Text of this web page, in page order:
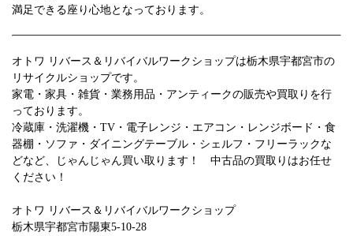
満足できる座り心地となっております。
オトワ リバース＆リバイバルワークショップは栃木県宇都宮市の
リサイクルショップです。
家電・家具・雑貨・業務用品・アンティークの販売や買取りを行
っております。
冷蔵庫・洗濯機・TV・電子レンジ・エアコン・レンジボード・食
器棚・ソファ・ダイニングテーブル・シェルフ・フリーラックな
どなど、じゃんじゃん買い取ります！ 中古品の買取りはお任せ
ください！
オトワ リバース＆リバイバルワークショップ
栃木県宇都宮市陽東5-10-28